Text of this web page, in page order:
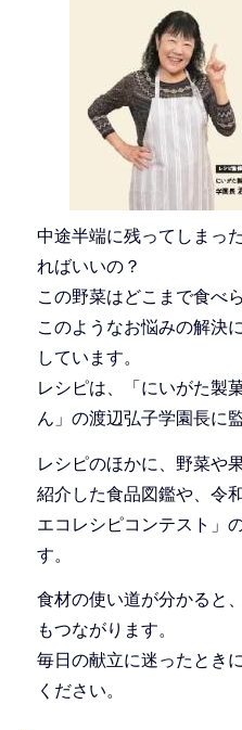
中途半端に残ってしまっ
ればいいの？
この野菜はどこまで食べ
このようなお悩みの解決
しています。
レシピは、「にいがた製
ん」の渡辺弘子学園長に
レシピのほかに、野菜や
紹介した食品図鑑や、令
エコレシピコンテスト」
す。
食材の使い道が分かると
もつながります。
毎日の献立に迷ったとき
ください。